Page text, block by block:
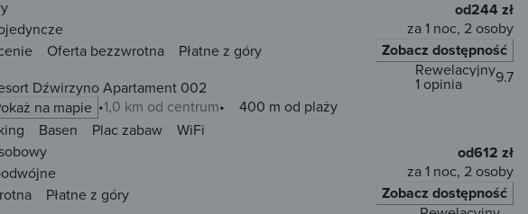
Oferta bezzwrotna Płatne z góry
od244 zł
za 1 noc, 2 osoby
Zobacz dostępność
Dźwirzyno Apartament 002
na mapie 1,0 km od centrum 400 m od plaży
9.7
Rewelacyjny
1 opinia
Basen Plac zabaw
WiFi
Płatne z góry
od612 zł
za 1 noc, 2 osoby
Zobacz dostępność